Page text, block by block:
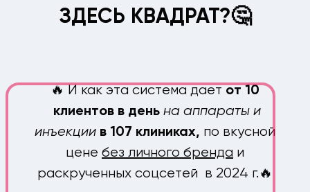
ЗДЕСЬ КВАДРАТ?🤔
🔥 И как эта система даетот 10
клиентов в день на аппараты и
инъекции в 107 клиниках, по вкусной
цене без личного бренда и
раскрученных соцсетей в 2024 г.🔥